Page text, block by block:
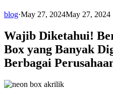
blog·May 27, 2024May 27, 2024
Wajib Diketahui!
Box yang Banyak
Berbagai